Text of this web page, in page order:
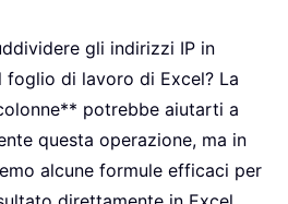
gli indirizzi IP in
foglio di lavoro di Excel? La
potrebbe aiutarti a
questa operazione, ma in
alcune formule efficaci per